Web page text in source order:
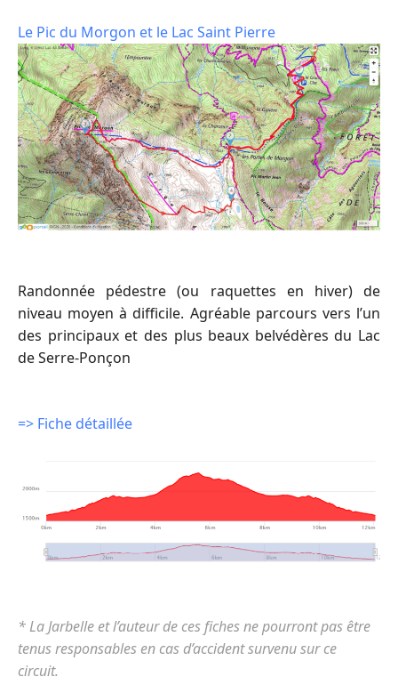
Le Pic du Morgon et le Lac Saint Pierre
Randonnée pédestre (ou raquettes en hiver) de
niveau moyen à difficile. Agréable parcours vers l’un
des principaux et des plus beaux belvédères du Lac
de Serre-Ponçon
=> Fiche détaillée
* La Jarbelle et l’auteur de ces fiches ne pourront pas être
tenus responsables en cas d’accident survenu sur ce
circuit.